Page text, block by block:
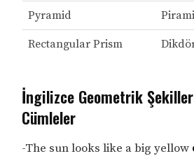
Pyramid
Rectangular Prism
İngilizce Geometrik
Cümleler
-The sun looks like a big yellow